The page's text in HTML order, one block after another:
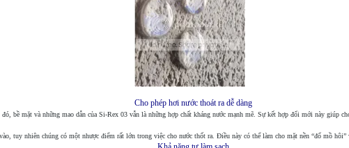
Cho phép hơi nước thoát ra dễ dàng
bề mặt và những mao dẫn của Si-Rex 03 vẫn là những hợp chất kháng nước mạnh mẽ. Sự kết hợp đổi mới này giúp
tuy nhiên chúng có một nhược điểm rất lớn trong việc cho nước thốt ra. Điều này có thể làm cho mặt nền “đổ mồ